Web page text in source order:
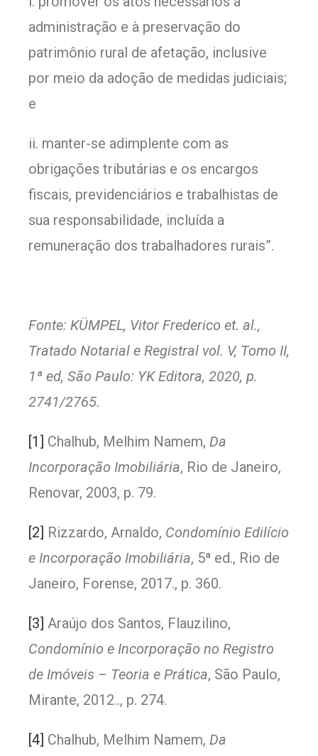
administração e à preservação do
patrimônio rural de afetação, inclusive
por meio da adoção de medidas judiciais;
e
ii. manter-se adimplente com as
obrigações tributárias e os encargos
fiscais, previdenciários e trabalhistas de
sua responsabilidade, incluída a
remuneração dos trabalhadores rurais”.
Fonte: KÜMPEL, Vitor Frederico et. al.,
Tratado Notarial e Registral vol. V, Tomo II,
1ª ed, São Paulo: YK Editora, 2020, p.
2741/2765.
[1] Chalhub, Melhim Namem, Da
Incorporação Imobiliária, Rio de Janeiro,
Renovar, 2003, p. 79.
[2] Rizzardo, Arnaldo, Condomínio Edilício
e Incorporação Imobiliária, 5ª ed., Rio de
Janeiro, Forense, 2017., p. 360.
[3] Araújo dos Santos, Flauzilino,
Condomínio e Incorporação no Registro
de Imóveis – Teoria e Prática, São Paulo,
Mirante, 2012.., p. 274.
[4] Chalhub, Melhim Namem, Da